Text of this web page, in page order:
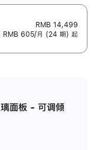
RMB 14,499
RMB 605/月 (24 期) 起
面板 - 可调倾